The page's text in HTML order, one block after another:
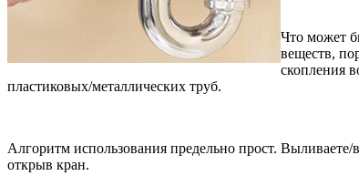
Что может
веществ,
скопления
пластиковых/металлических труб.
Алгоритм использования предельно прост.
открыв кран.